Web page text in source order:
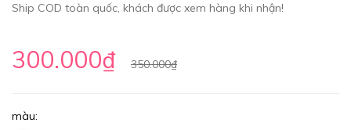
Ship COD toàn quốc, khách được xem hàng khi nhận!
300.000₫ 350.000₫
màu: